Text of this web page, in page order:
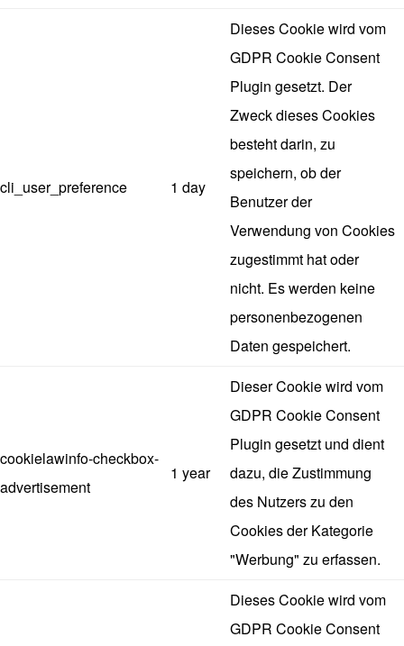
cli_user_preference 1 day
Dieses Cookie wird vom
GDPR Cookie Consent
Plugin gesetzt. Der
Zweck dieses Cookies
besteht darin, zu
speichern, ob der
Benutzer der
Verwendung von Cookies
zugestimmt hat oder
nicht. Es werden keine
personenbezogenen
Daten gespeichert.
cookielawinfo-checkbox-
advertisement
1 year
Dieser Cookie wird vom
GDPR Cookie Consent
Plugin gesetzt und dient
dazu, die Zustimmung
des Nutzers zu den
Cookies der Kategorie
"Werbung" zu erfassen.
Dieses Cookie wird vom
GDPR Cookie Consent